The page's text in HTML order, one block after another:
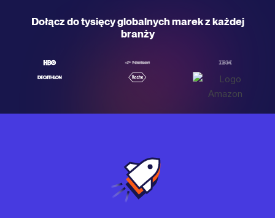
Dołącz do tysięcy globalnych marek z każdej
branży